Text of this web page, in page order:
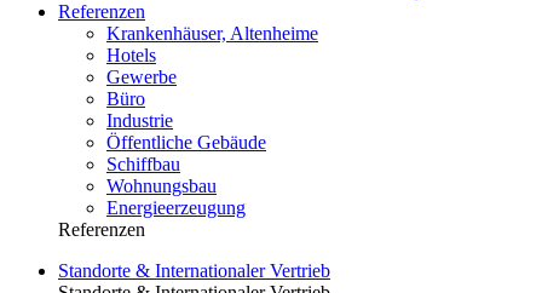
Referenzen
Krankenhäuser, Altenheime
Hotels
Gewerbe
Büro
Industrie
Öffentliche Gebäude
Schiffbau
Wohnungsbau
Energieerzeugung
Referenzen
Standorte & Internationaler Vertrieb